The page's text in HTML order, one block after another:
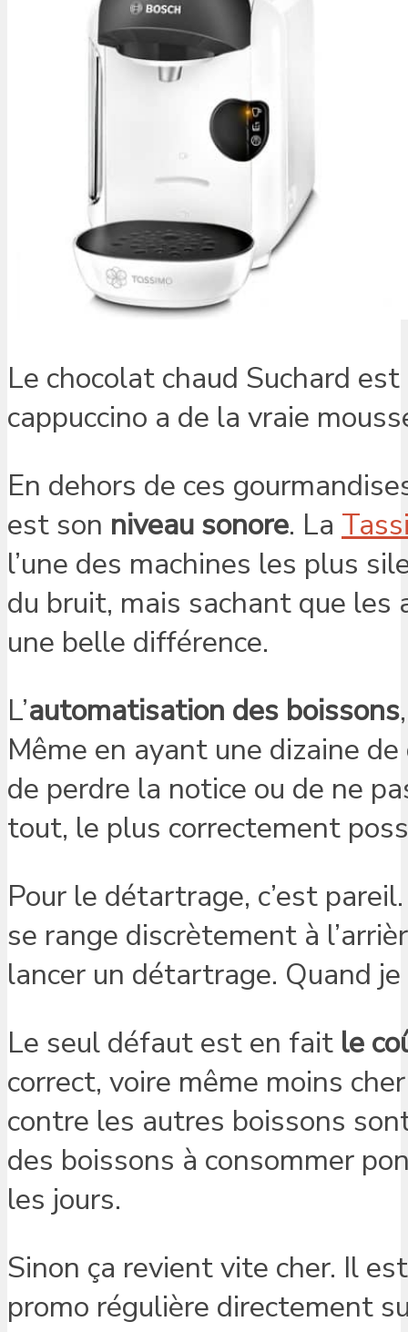
Le chocolat chaud Suchard
cappuccino a de la vraie
En dehors de ces
est son niveau sonore. La
l’une des machines les plus
du bruit, mais sachant que
une belle différence.
L’automatisation des boissons
Même en ayant une dizaine
de perdre la notice ou de ne
tout, le plus correctement
Pour le détartrage, c’est
se range discrètement à
lancer un détartrage. Quand je
Le seul défaut est en fait le
correct, voire même moins
contre les autres boissons
des boissons à consommer
les jours.
Sinon ça revient vite cher. Il
promo régulière directement